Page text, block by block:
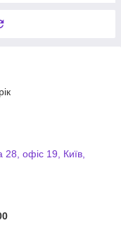
офіс 19, Київ,